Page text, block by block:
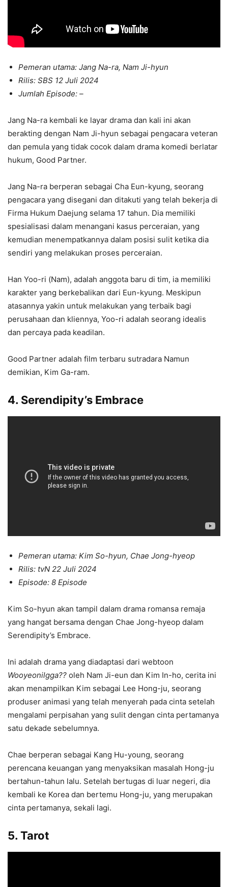
Pemeran utama: Jang Na-ra, Nam Ji-hyun
Rilis: SBS 12 Juli 2024
Jumlah Episode: –
Jang Na-ra kembali ke layar drama dan kali ini akan
berakting dengan Nam Ji-hyun sebagai pengacara veteran
dan pemula yang tidak cocok dalam drama komedi berlatar
hukum, Good Partner.
Jang Na-ra berperan sebagai Cha Eun-kyung, seorang
pengacara yang disegani dan ditakuti yang telah bekerja di
Firma Hukum Daejung selama 17 tahun. Dia memiliki
spesialisasi dalam menangani kasus perceraian, yang
kemudian menempatkannya dalam posisi sulit ketika dia
sendiri yang melakukan proses perceraian.
Han Yoo-ri (Nam), adalah anggota baru di tim, ia memiliki
karakter yang berkebalikan dari Eun-kyung. Meskipun
atasannya yakin untuk melakukan yang terbaik bagi
perusahaan dan kliennya, Yoo-ri adalah seorang idealis
dan percaya pada keadilan.
Good Partner adalah film terbaru sutradara Namun
demikian, Kim Ga-ram.
4. Serendipity’s Embrace
Pemeran utama: Kim So-hyun, Chae Jong-hyeop
Rilis: tvN 22 Juli 2024
Episode: 8 Episode
Kim So-hyun akan tampil dalam drama romansa remaja
yang hangat bersama dengan Chae Jong-hyeop dalam
Serendipity’s Embrace.
Ini adalah drama yang diadaptasi dari webtoon
Wooyeonilgga?? oleh Nam Ji-eun dan Kim In-ho, cerita ini
akan menampilkan Kim sebagai Lee Hong-ju, seorang
produser animasi yang telah menyerah pada cinta setelah
mengalami perpisahan yang sulit dengan cinta pertamanya
satu dekade sebelumnya.
Chae berperan sebagai Kang Hu-young, seorang
perencana keuangan yang menyaksikan masalah Hong-ju
bertahun-tahun lalu. Setelah bertugas di luar negeri, dia
kembali ke Korea dan bertemu Hong-ju, yang merupakan
cinta pertamanya, sekali lagi.
5. Tarot